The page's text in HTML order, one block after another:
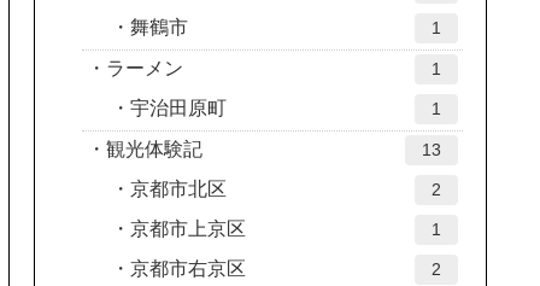
舞鶴市 1
ラーメン 1
宇治田原町 1
観光体験記 13
京都市北区 2
京都市上京区 1
京都市右京区 2